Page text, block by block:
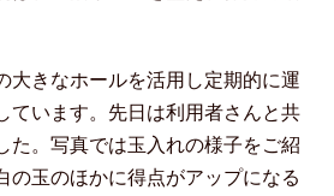
大きなホールを活用し定期的に運
ています。先日は利用者さんと共
た。写真では玉入れの様子をご紹
の玉のほかに得点がアップになる